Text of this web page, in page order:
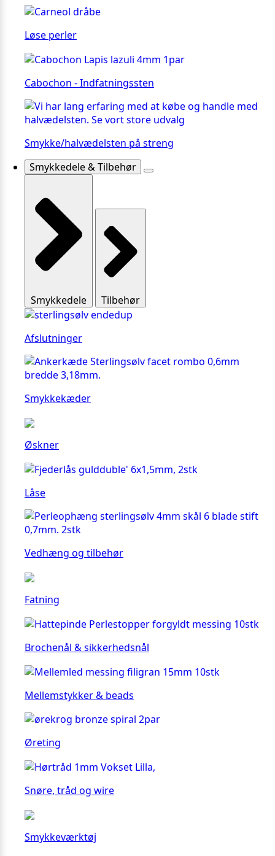
Løse perler
Cabochon - Indfatningssten
Smykke/halvædelsten på streng
Smykkedele & Tilbehør
Smykkedele Tilbehør
Afslutninger
Smykkekæder
Øskner
Låse
Vedhæng og tilbehør
Fatning
Brochenål & sikkerhedsnål
Mellemstykker & beads
Øreting
Snøre, tråd og wire
Smykkeværktøj